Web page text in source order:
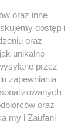
oraz inne
dostęp i
oraz
unikalne
przez
zapewniania
oraz
my i Zaufani